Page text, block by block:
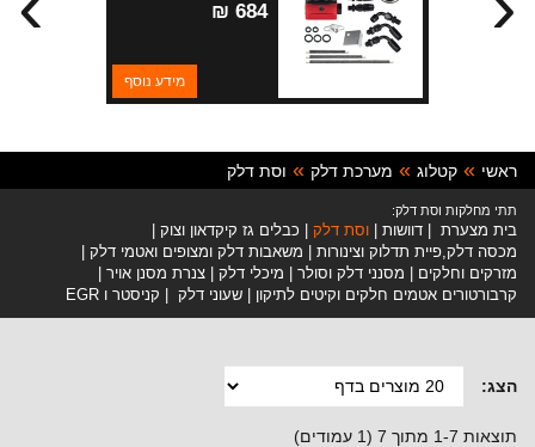
684 ₪
מידע נוסף
ראשי קטלוג מערכת דלק וסת דלק
תתי מחלקות וסת דלק:
בית מצערת דוושות וסת דלק
כבלים גז קיקדאון וצוק
מכסה דלק,פיית תדלוק וצינורות
משאבות דלק ומצופים ואטמי דלק
מזרקים וחלקים
מסנני דלק וסולר מיכלי דלק
צנרת מסנן אויר
קרבורטורים אטמים חלקים וקיטים לתיקון
שעוני דלק קניסטר ו EGR
הצג:
תוצאות 1-7 מתוך 7 (1 עמודים)